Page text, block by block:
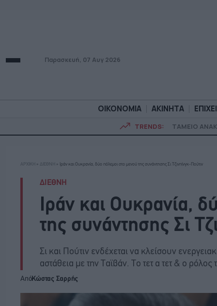
Παρασκευή, 07 Αυγ 2026
ΟΙΚΟΝΟΜΙΑ ΑΚΙΝΗΤΑ
TRENDS: ΤΑΜΕΙΟ
ΟΙΚΟΝΟΜΙΑ ΑΚΙΝΗΤΑ
ΑΡΧΙΚΗ » ΔΙΕΘΝΗ » Ιράν και Ουκρανία, δύο πόλεμοι στο μενού της συνάντησης Σι Τζινπίνγκ-Πούτιν
ΔΙΕΘΝΗ
Ιράν και Ουκρανία,
της συνάντησης Σι
Σι και Πούτιν ενδέχεται να κλείσουν
αστάθεια με την Ταϊβάν. Το τετ α τετ & ο ρόλος
ΑπόΚώστας Σαρρής